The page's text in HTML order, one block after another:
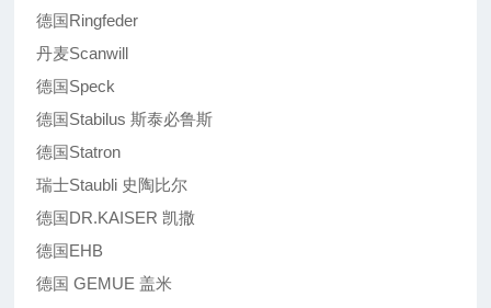
德国Ringfeder
丹麦Scanwill
德国Speck
德国Stabilus 斯泰必鲁斯
德国Statron
瑞士Staubli 史陶比尔
德国DR.KAISER 凯撒
德国EHB
德国 GEMUE 盖米